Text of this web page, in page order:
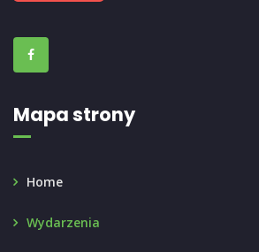
Mapa strony
Home
Wydarzenia